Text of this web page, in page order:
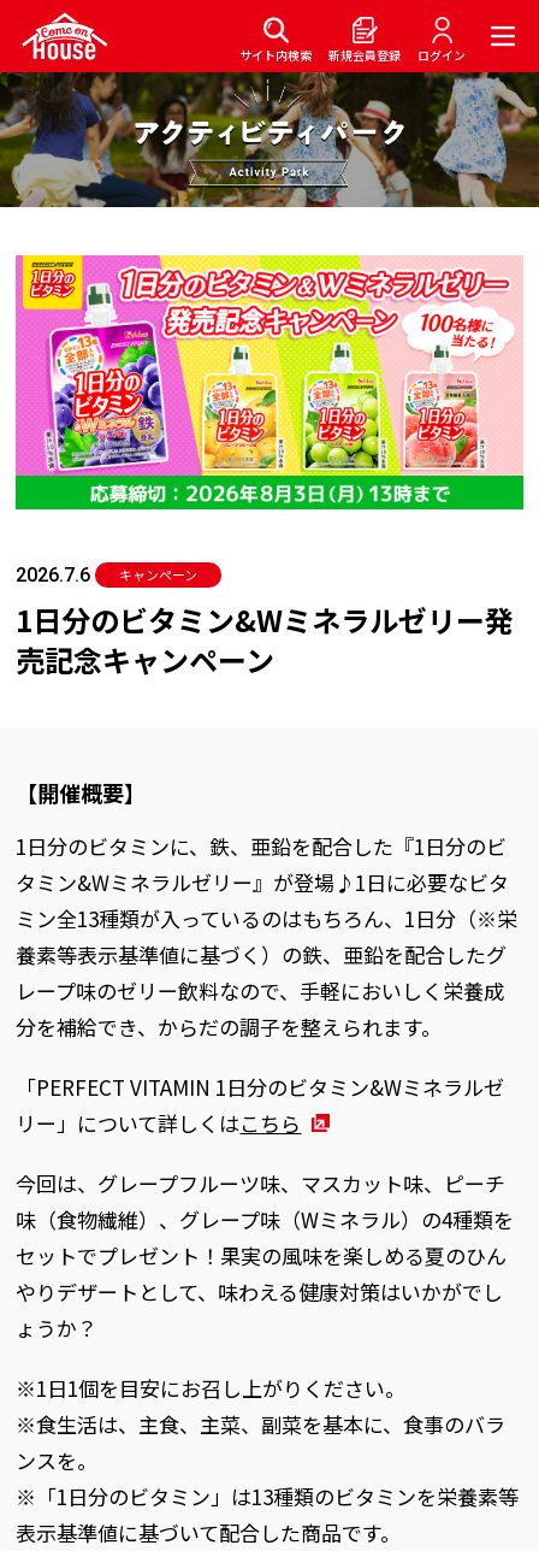
サイト内検索 新規会員登録 ログイン
2026.7.6 キャンペーン
1日分のビタミン&Wミネラルゼリー発
売記念キャンペーン
【開催概要】
1日分のビタミンに、鉄、亜鉛を配合した『1日分のビ
タミン&Wミネラルゼリー』が登場♪1日に必要なビタ
ミン全13種類が入っているのはもちろん、1日分（※栄
養素等表示基準値に基づく）の鉄、亜鉛を配合したグ
レープ味のゼリー飲料なので、手軽においしく栄養成
分を補給でき、からだの調子を整えられます。
「PERFECT VITAMIN 1日分のビタミン&Wミネラルゼ
リー」について詳しくはこちら
今回は、グレープフルーツ味、マスカット味、ピーチ
味（食物繊維）、グレープ味（Wミネラル）の4種類を
セットでプレゼント！果実の風味を楽しめる夏のひん
やりデザートとして、味わえる健康対策はいかがでし
ょうか？
※1日1個を目安にお召し上がりください。
※食生活は、主食、主菜、副菜を基本に、食事のバラ
ンスを。
※「1日分のビタミン」は13種類のビタミンを栄養素等
表示基準値に基づいて配合した商品です。